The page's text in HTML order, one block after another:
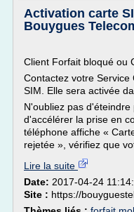
Activation carte
Bouygues
Client Forfait bloqué ou
Contactez votre
SIM. Elle sera activée
N'oubliez pas
d'accélérer la prise en
téléphone affiche «
rejetée », vérifiez que
Lire la suite
Date: 2017-04-24
Site : https://